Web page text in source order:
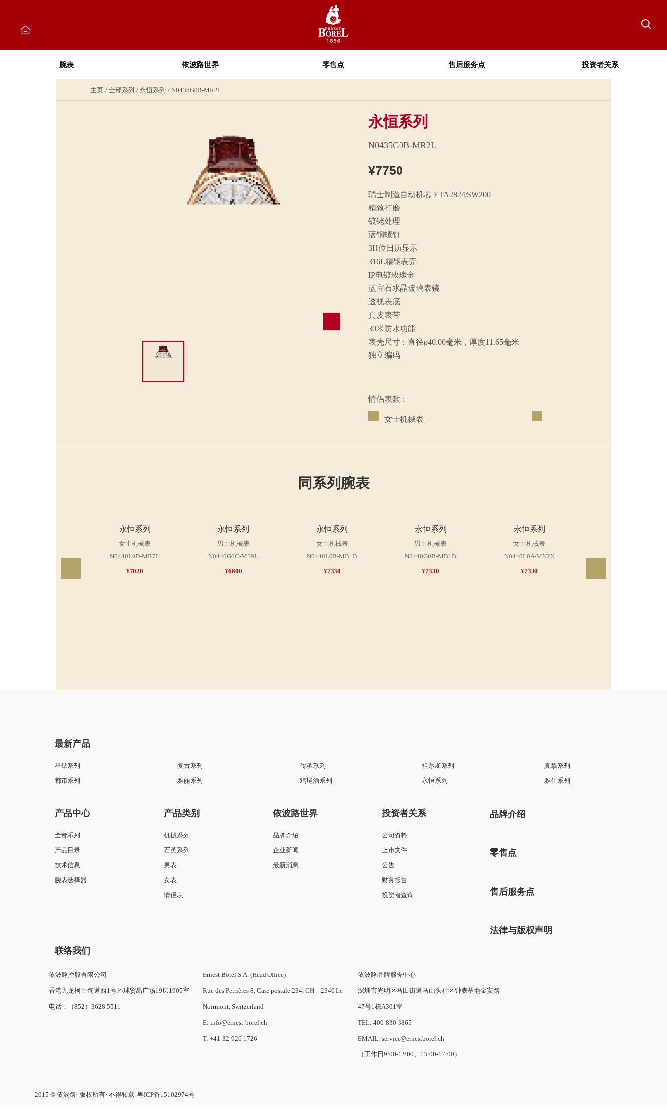
腕表 依波路世界 零售点 售后服务点 投资者关系
主页 全部系列 永恒系列 N0435G0B-MR2L
永恒系列
N0435G0B-MR2L
¥7750
瑞士制造自动机芯 ETA2824/SW200
精致打磨
镀铑处理
蓝钢螺钉
3H位日历显示
316L精钢表壳
IP电镀玫瑰金
蓝宝石水晶玻璃表镜
透视表底
真皮表带
30米防水功能
表壳尺寸：直径ø40.00毫米，厚度11.65毫米
独立编码
情侣表款：
女士机械表
同系列腕表
永恒系列
女士机械表
N0440L0D-MR7L
¥7020
永恒系列
男士机械表
N0440G0C-MS9L
¥6600
永恒系列
女士机械表
N0440L0B-MB1B
¥7330
永恒系列
男士机械表
N0440G0B-MB1B
¥7330
永恒系列
女士机械表
N0440L0A-MN2N
¥7330
最新产品
星钻系列 复古系列 传承系列 祖尔斯系列
真挚系列
都市系列
雅丽系列 鸡尾酒系列 永恒系列 雅仕系列
产品中心
全部系列
产品目录
技术信息
腕表选择器
产品类别
机械系列
石英系列
男表
女表
情侣表
依波路世界
品牌介绍
企业新闻
最新消息
投资者关系
公司资料
上市文件
公告
财务报告
投资者查询
品牌介绍
零售点
售后服务点
法律与版权声明
联络我们
依波路控股有限公司
香港九龙柯士甸道西1号环球贸易广场19层1905室
电话：（852）3628 5511
Ernest Borel S.A. (Head Office)
Rue des Perrières 8, Case postale 234, CH – 2340 Le
Noirmont, Switzerland
E: info@ernest-borel.ch
T: +41-32-926 1726
依波路品牌服务中心
深圳市光明区马田街道马山头社区钟表基地金安路
47号1栋A301室
TEL: 400-830-3865
EMAIL: service@ernestborel.ch
（工作日9:00-12:00、13:00-17:00）
2015 © 依波路· 版权所有· 不得转载 粤ICP备15102974号